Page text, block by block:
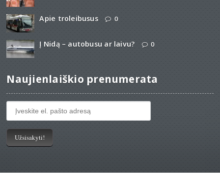
Apie troleibusus 0
Į Nidą – autobusu ar laivu? 0
Naujienlaiškio prenumerata